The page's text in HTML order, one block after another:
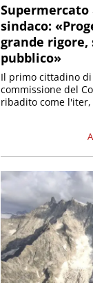
sindaco:
grande rigore,
pubblico»
Il primo cittadino
commissione del
ribadito come